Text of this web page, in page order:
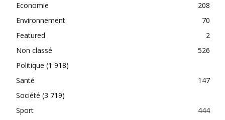
Economie
208
Environnement
70
Featured
2
Non classé
526
Politique (1 918)
Santé
147
Société (3 719)
Sport
444